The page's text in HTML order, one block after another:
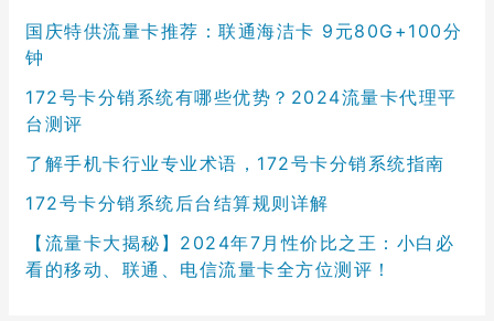
国庆特供流量卡推荐：联通海洁卡 9元80G+100分
钟
172号卡分销系统有哪些优势？2024流量卡代理平
台测评
了解手机卡行业专业术语，172号卡分销系统指南
172号卡分销系统后台结算规则详解
【流量卡大揭秘】2024年7月性价比之王：小白必
看的移动、联通、电信流量卡全方位测评！